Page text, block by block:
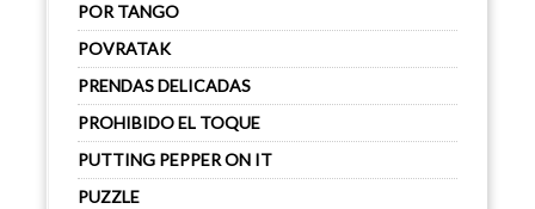
POR TANGO
POVRATAK
PRENDAS DELICADAS
PROHIBIDO EL TOQUE
PUTTING PEPPER ON IT
PUZZLE